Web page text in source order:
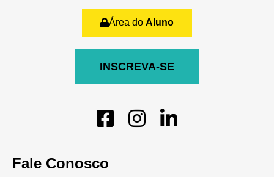
Fale Conosco
Área do Aluno
INSCREVA-SE